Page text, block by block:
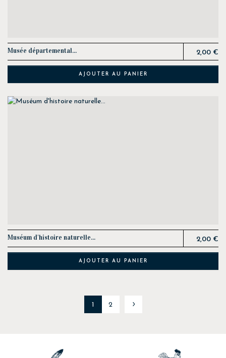
AJOUTER AU PANIER
Musée départemental... Prix
2,00 €
AJOUTER AU PANIER
Muséum d'histoire naturelle... Prix
2,00 €
1 2 Suivant